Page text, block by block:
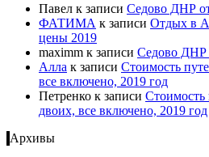
Павел к записи Cедово ДНР
ФАТИМА к записи Отдых в
цены 2019
maximm к записи Cедово ДНР
Алла к записи Стоимость
все включено, 2019 год
Петренко к записи Стоимость
двоих, все включено, 2019 год
Архивы